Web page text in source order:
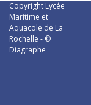
Copyright Lycée
Maritime et
Aquacole de La
Rochelle - ©
Diagraphe